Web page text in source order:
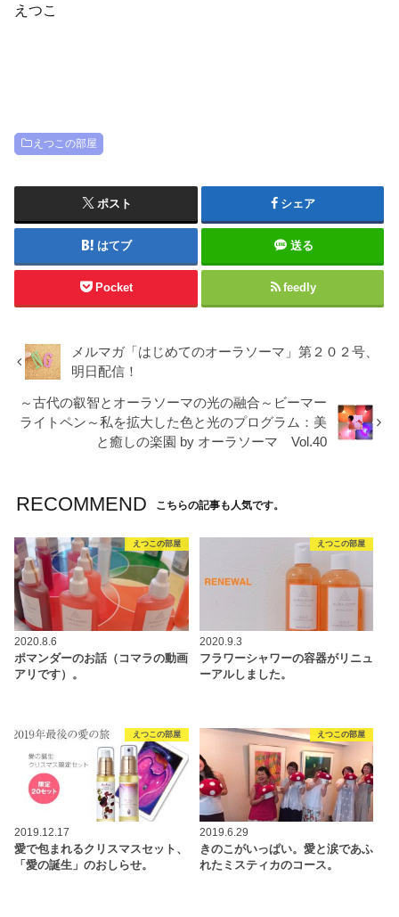
えつこ
えつこの部屋
ポスト シェア
はてブ 送る
Pocket feedly
メルマガ「はじめてのオーラソーマ」第２０２号、
明日配信！
～古代の叡智とオーラソーマの光の融合～ビーマー
ライトペン～私を拡大した色と光のプログラム：美
と癒しの楽園 by オーラソーマ Vol.40
RECOMMEND こちらの記事も人気です。
えつこの部屋
2020.8.6
ポマンダーのお話（コマラの動画
アリです）。
えつこの部屋
2020.9.3
フラワーシャワーの容器がリニュ
ーアルしました。
えつこの部屋
2019.12.17
愛で包まれるクリスマスセット、
「愛の誕生」のおしらせ。
えつこの部屋
2019.6.29
きのこがいっぱい。愛と涙であふ
れたミスティカのコース。